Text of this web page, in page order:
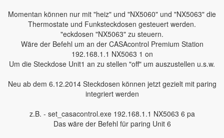
Momentan können nur mit "heiz" und "NX5060" und "NX5063" die
Thermostate und Funksteckdosen gesteuert werden.
"eckdosen "NX5063" zu steuern.
Wäre der Befehl um an der CASAcontrol Premium Station
192.168.1.1 NX5063 1 on
Um die Steckdose Unit1 an zu stellen "off" um auszustellen u.s.w.
Neu ab dem 6.12.2014 Steckdosen können jetzt gezielt mit paring
integriert werden
z.B. - set_casacontrol.exe 192.168.1.1 NX5063 6 pa
Das wäre der Befehl für paring Unit 6